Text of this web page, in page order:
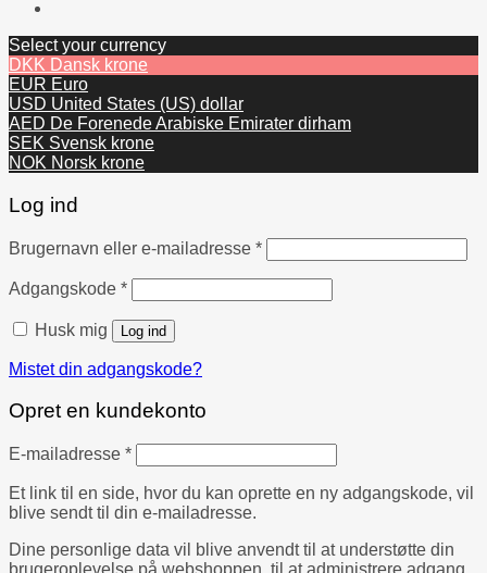
Select your currency
DKK Dansk krone
EUR Euro
USD United States (US) dollar
AED De Forenede Arabiske Emirater dirham
SEK Svensk krone
NOK Norsk krone
Log ind
Brugernavn eller e-mailadresse *Påkrævet
Adgangskode *Påkrævet
Husk mig Log ind
Mistet din adgangskode?
Opret en kundekonto
E-mailadresse *Påkrævet
Et link til en side, hvor du kan oprette en ny adgangskode, vil
blive sendt til din e-mailadresse.
Dine personlige data vil blive anvendt til at understøtte din
brugeroplevelse på webshoppen, til at administrere adgang